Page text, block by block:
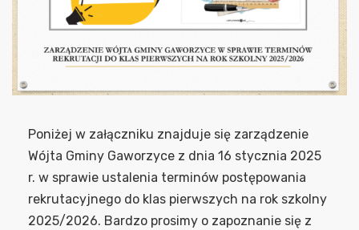
Poniżej w załączniku znajduje się zarządzenie
Wójta Gminy Gaworzyce z dnia 16 stycznia 2025
r. w sprawie ustalenia terminów postępowania
rekrutacyjnego do klas pierwszych na rok szkolny
2025/2026. Bardzo prosimy o zapoznanie się z